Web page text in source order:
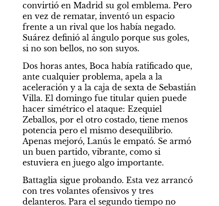
convirtió en Madrid su gol emblema. Pero
en vez de rematar, inventó un espacio
frente a un rival que los había negado.
Suárez definió al ángulo porque sus goles,
si no son bellos, no son suyos.
Dos horas antes, Boca había ratificado que,
ante cualquier problema, apela a la
aceleración y a la caja de sexta de Sebastián
Villa. El domingo fue titular quien puede
hacer simétrico el ataque: Ezequiel
Zeballos, por el otro costado, tiene menos
potencia pero el mismo desequilibrio.
Apenas mejoró, Lanús le empató. Se armó
un buen partido, vibrante, como si
estuviera en juego algo importante.
Battaglia sigue probando. Esta vez arrancó
con tres volantes ofensivos y tres
delanteros. Para el segundo tiempo no